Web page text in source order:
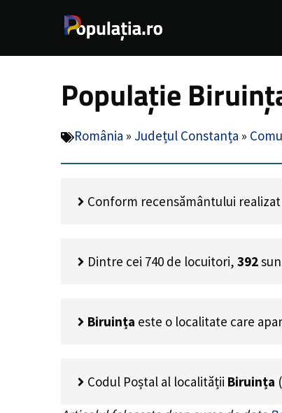
Populație
România » Județul Constanța »
Conform recensământului
Dintre cei 740 de locuitori, 392
Biruința este o localitate care
Codul Poștal al localității Biruința (